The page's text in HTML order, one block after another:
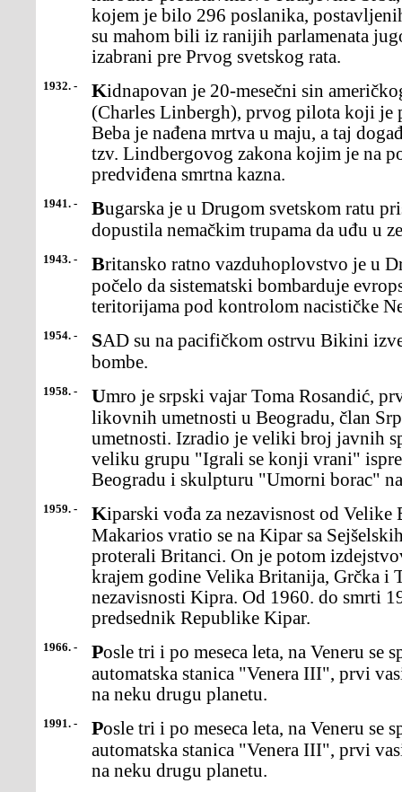
kojem je bilo 296 poslanika,
su mahom bili iz ranijih parlamenata
izabrani pre Prvog svetskog rata.
1932. - Kidnapovan je 20-mesečni sin američkog pilota Čarlsa Lindberga
(Charles Linbergh), prvog pilota koji je
Beba je nađena mrtva u maju, a taj
tzv. Lindbergovog zakona kojim je na
predviđena smrtna kazna.
1941. - Bugarska je u Drugom svetskom ratu pristupila Trojnom paktu i
dopustila nemačkim trupama da uđu u
1943. - Britansko ratno vazduhoplovstvo je u Drugom svetskom ratu
počelo da sistematski bombarduje
teritorijama pod kontrolom nacističke
1954. - SAD su na pacifičkom ostrvu Bikini izvele prvu probu hidrogenske
bombe.
1958. - Umro je srpski vajar Toma Rosandić, prvi rektor Akademije
likovnih umetnosti u Beogradu, član
umetnosti. Izradio je veliki broj javnih
veliku grupu "Igrali se konji vrani"
Beogradu i skulpturu "Umorni borac"
1959. - Kiparski vođa za nezavisnost od Velike Britanije arhiepiskop
Makarios vratio se na Kipar sa
proterali Britanci. On je potom
krajem godine Velika Britanija, Grčka i
nezavisnosti Kipra. Od 1960. do smrti
predsednik Republike Kipar.
1966. - Posle tri i po meseca leta, na Veneru se spustila sovjetska
automatska stanica "Venera III", prvi
na neku drugu planetu.
1991. - Posle tri i po meseca leta, na Veneru se spustila sovjetska
automatska stanica "Venera III", prvi
na neku drugu planetu.